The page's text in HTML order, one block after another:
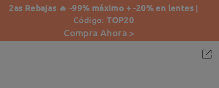
2as Rebajas 🔥 -99% máximo + -20% en lentes |
Código:TOP20
Compra Ahora >